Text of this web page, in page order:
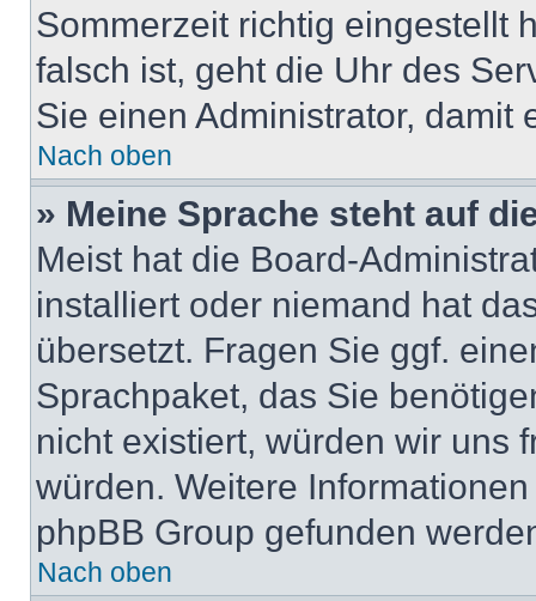
Sommerzeit richtig eingestellt
falsch ist, geht die Uhr des
Sie einen Administrator, damit
Nach oben
» Meine Sprache steht auf
Meist hat die Board-
installiert oder niemand hat
übersetzt. Fragen Sie ggf.
Sprachpaket, das Sie
nicht existiert, würden wir uns
würden. Weitere
phpBB Group gefunden
Nach oben